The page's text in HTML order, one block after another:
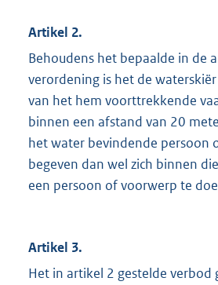
Artikel 2.
Behoudens het bepaalde in de
verordening is het de
van het hem voorttrekkende
binnen een afstand van 20
het water bevindende persoon
begeven dan wel zich binnen
een persoon of voorwerp te
Artikel 3.
Het in artikel 2 gestelde verbod